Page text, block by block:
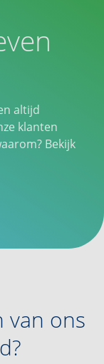
altijd
klanten
Bekijk
van ons